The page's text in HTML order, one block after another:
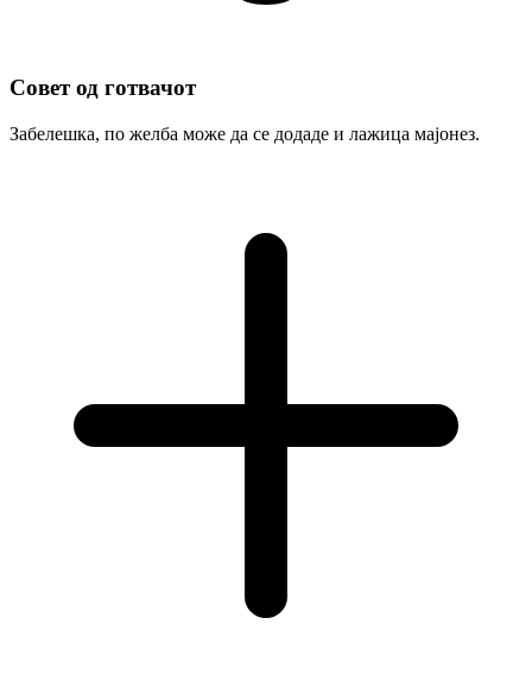
Совет од готвачот
Забелешка, по желба може да се додаде и лажица мајонез.